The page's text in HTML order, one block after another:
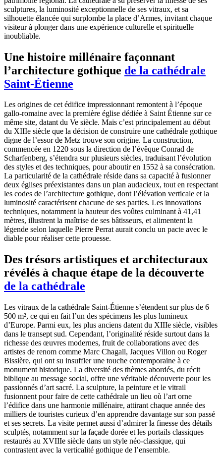
sculptures, la luminosité exceptionnelle de ses vitraux, et sa
silhouette élancée qui surplombe la place d’Armes, invitant chaque
visiteur à plonger dans une expérience culturelle et spirituelle
inoubliable.
Une histoire millénaire façonnant
l’architecture gothique de la cathédrale
Saint-Étienne
Les origines de cet édifice impressionnant remontent à l’époque
gallo-romaine avec la première église dédiée à Saint Étienne sur ce
même site, datant du Ve siècle. Mais c’est principalement au début
du XIIIe siècle que la décision de construire une cathédrale gothique
digne de l’essor de Metz trouve son origine. La construction,
commencée en 1220 sous la direction de l’évêque Conrad de
Scharfenberg, s’étendra sur plusieurs siècles, traduisant l’évolution
des styles et des techniques, pour aboutir en 1552 à sa consécration.
La particularité de la cathédrale réside dans sa capacité à fusionner
deux églises préexistantes dans un plan audacieux, tout en respectant
les codes de l’architecture gothique, dont l’élévation verticale et la
luminosité caractérisent chacune de ses parties. Les innovations
techniques, notamment la hauteur des voûtes culminant à 41,41
mètres, illustrent la maîtrise de ses bâtisseurs, et alimentent la
légende selon laquelle Pierre Perrat aurait conclu un pacte avec le
diable pour réaliser cette prouesse.
Des trésors artistiques et architecturaux
révélés à chaque étape de la découverte
de la cathédrale
Les vitraux de la cathédrale Saint-Étienne s’étendent sur plus de 6
500 m², ce qui en fait l’un des spécimens les plus lumineux
d’Europe. Parmi eux, les plus anciens datent du XIIIe siècle, visibles
dans le transept sud. Cependant, l’originalité réside surtout dans la
richesse des œuvres modernes, fruit de collaborations avec des
artistes de renom comme Marc Chagall, Jacques Villon ou Roger
Bissière, qui ont su insuffler une touche contemporaine à ce
monument historique. La diversité des thèmes abordés, du récit
biblique au message social, offre une véritable découverte pour les
passionnés d’art sacré. La sculpture, la peinture et le vitrail
fusionnent pour faire de cette cathédrale un lieu où l’art orne
l’édifice dans une harmonie millénaire, attirant chaque année des
milliers de touristes curieux d’en apprendre davantage sur son passé
et ses secrets. La visite permet aussi d’admirer la finesse des détails
sculptés, notamment sur la façade dorée et les portails classiques
restaurés au XVIIIe siècle dans un style néo-classique, qui
contrastent avec la verticalité gothique de l’ensemble.